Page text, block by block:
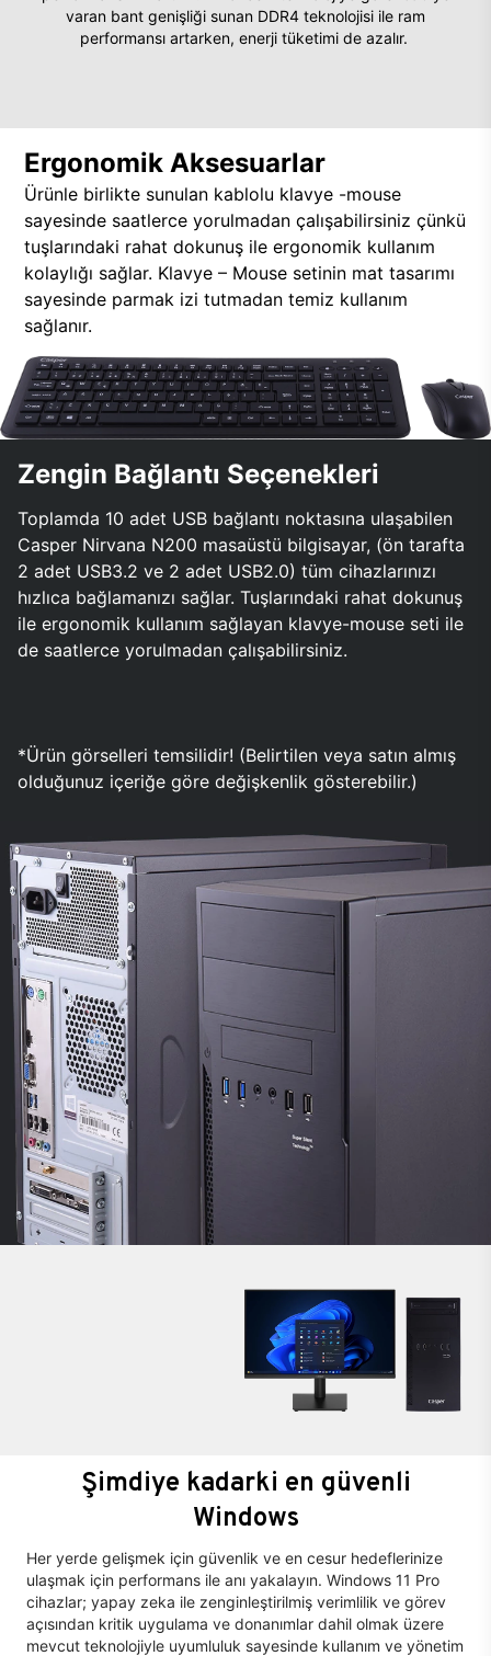
varan bant genişliği sunan DDR4 teknolojisi ile ram
performansı artarken, enerji tüketimi de azalır.
Ergonomik Aksesuarlar
Ürünle birlikte sunulan kablolu klavye -mouse
sayesinde saatlerce yorulmadan çalışabilirsiniz çünkü
tuşlarındaki rahat dokunuş ile ergonomik kullanım
kolaylığı sağlar. Klavye – Mouse setinin mat tasarımı
sayesinde parmak izi tutmadan temiz kullanım
sağlanır.
Zengin Bağlantı Seçenekleri
Toplamda 10 adet USB bağlantı noktasına ulaşabilen
Casper Nirvana N200 masaüstü bilgisayar, (ön tarafta
2 adet USB3.2 ve 2 adet USB2.0) tüm cihazlarınızı
hızlıca bağlamanızı sağlar. Tuşlarındaki rahat dokunuş
ile ergonomik kullanım sağlayan klavye-mouse seti ile
de saatlerce yorulmadan çalışabilirsiniz.
*Ürün görselleri temsilidir! (Belirtilen veya satın almış
olduğunuz içeriğe göre değişkenlik gösterebilir.)
Şimdiye kadarki en güvenli
Windows
Her yerde gelişmek için güvenlik ve en cesur hedeflerinize
ulaşmak için performans ile anı yakalayın. Windows 11 Pro
cihazlar; yapay zeka ile zenginleştirilmiş verimlilik ve görev
açısından kritik uygulama ve donanımlar dahil olmak üzere
mevcut teknolojiyle uyumluluk sayesinde kullanım ve yönetim